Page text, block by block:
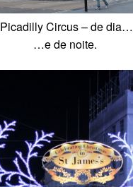
Picadilly Circus – de dia…
…e de noite.